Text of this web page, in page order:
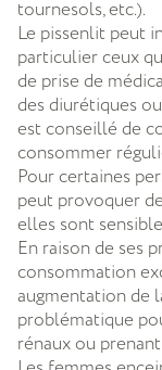
tournesols, etc.).
Le pissenlit peut
particulier ceux
de prise de
des diurétiques
est conseillé de
consommer
Pour certaines
peut provoquer
elles sont
En raison de ses
consommation
augmentation de
problématique
rénaux ou